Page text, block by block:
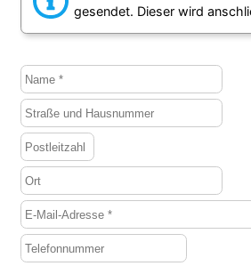
gesendet. Dieser wird